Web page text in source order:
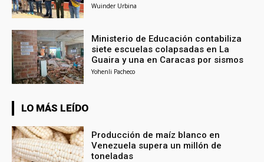
Wuinder Urbina
Ministerio de Educación contabiliza
siete escuelas colapsadas en La
Guaira y una en Caracas por sismos
Yohenli Pacheco
LO MÁS LEÍDO
Producción de maíz blanco en
Venezuela supera un millón de
toneladas